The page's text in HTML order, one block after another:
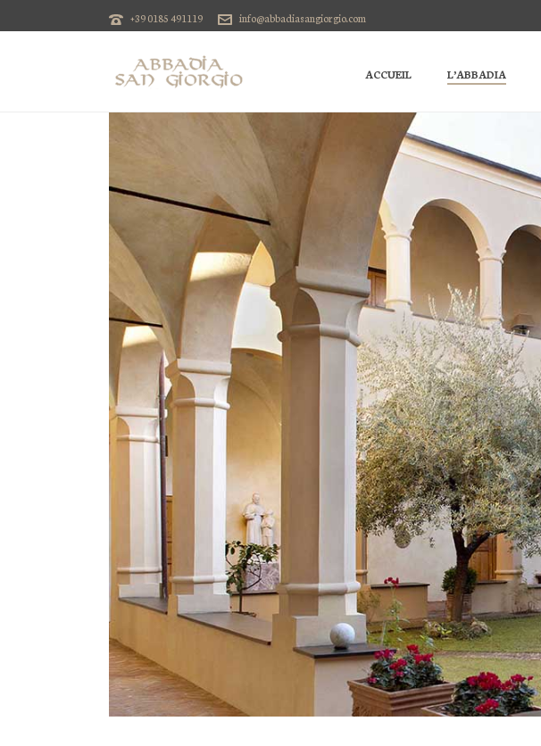
+39 0185 491119 info@abbadiasangiorgio.com
ACCUEIL L’ABBADIA